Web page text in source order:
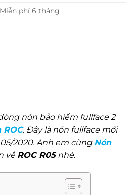
Miễn phí 6 tháng
nón bảo hiểm fullface 2
ROC. Đây là nón fullface mới
2020. Anh em cùng Nón
về ROC R05nhé.